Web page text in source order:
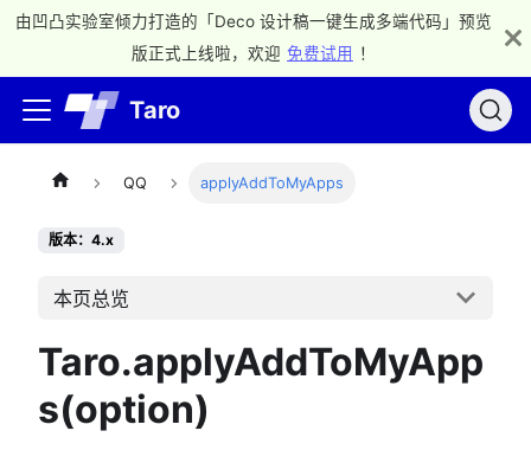
由凹凸实验室倾力打造的「Deco 设计稿一键生成多端代码」预览
版正式上线啦，欢迎 免费试用 ！
Taro
QQ applyAddToMyApps
版本：4.x
本页总览
Taro.applyAddToMyApp
s(option)